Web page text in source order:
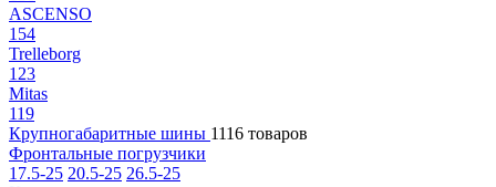
ASCENSO
154
Trelleborg
123
Mitas
119
Крупногабаритные шины 1116 товаров
Фронтальные погрузчики
17.5-25 20.5-25 26.5-25